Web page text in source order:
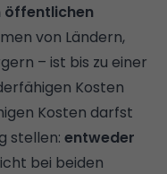
öffentlichen
von Ländern,
– ist bis zu einer
Kosten
Kosten darfst
stellen: entweder
bei beiden